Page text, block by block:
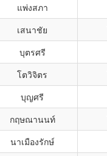
แพ่งสภา
เสนาชัย
บุตรศรี
โตวิจิตร
บุญศรี
กฤษณานนท์
นาเมืองรักษ์